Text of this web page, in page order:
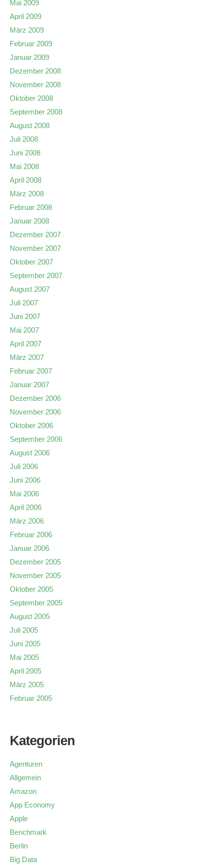
Mai 2009
April 2009
März 2009
Februar 2009
Januar 2009
Dezember 2008
November 2008
Oktober 2008
September 2008
August 2008
Juli 2008
Juni 2008
Mai 2008
April 2008
März 2008
Februar 2008
Januar 2008
Dezember 2007
November 2007
Oktober 2007
September 2007
August 2007
Juli 2007
Juni 2007
Mai 2007
April 2007
März 2007
Februar 2007
Januar 2007
Dezember 2006
November 2006
Oktober 2006
September 2006
August 2006
Juli 2006
Juni 2006
Mai 2006
April 2006
März 2006
Februar 2006
Januar 2006
Dezember 2005
November 2005
Oktober 2005
September 2005
August 2005
Juli 2005
Juni 2005
Mai 2005
April 2005
März 2005
Februar 2005
Kategorien
Agenturen
Allgemein
Amazon
App Economy
Apple
Benchmark
Berlin
Big Data